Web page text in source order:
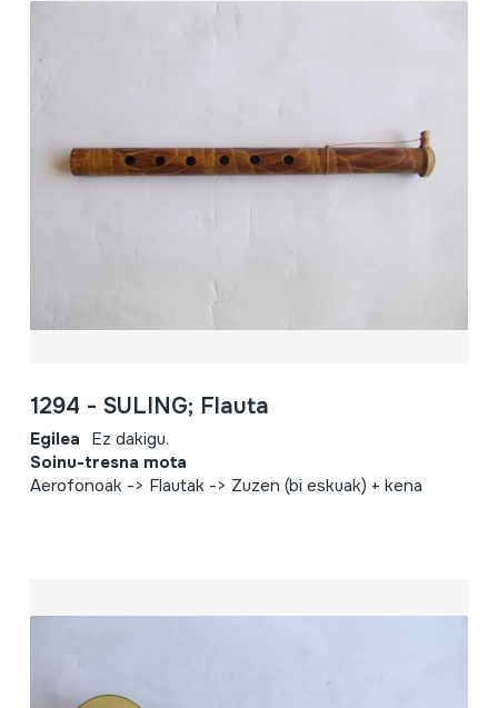
1294 - SULING; Flauta
Egilea Ez dakigu.
Soinu-tresna mota
Aerofonoak -> Flautak -> Zuzen (bi eskuak) + kena